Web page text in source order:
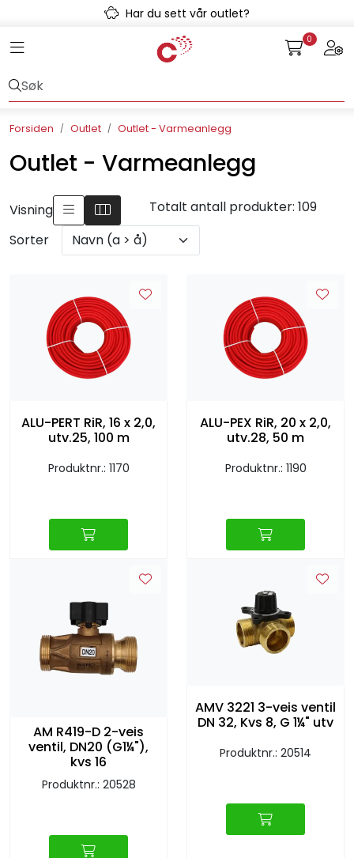
Skip to main contentHar du sett vår outlet?
Toggle navigation 0
Forsiden Outlet Outlet - Varmeanlegg
Outlet - Varmeanlegg
Visning
Totalt antall produkter: 109
Sorter
ALU-PERT RiR, 16 x 2,0,
utv.25, 100 m
Produktnr.: 1170
ALU-PEX RiR, 20 x 2,0,
utv.28, 50 m
Produktnr.: 1190
AM R419-D 2-veis
ventil, DN20 (G1¼"),
kvs 16
Produktnr.: 20528
AMV 3221 3-veis ventil
DN 32, Kvs 8, G 1¼" utv
Produktnr.: 20514
Kulvert
Prefab
Radonsikring
Snøsmelt
Sprinkler
Varmeanlegg
Utgått av sortiment
Kontakt oss